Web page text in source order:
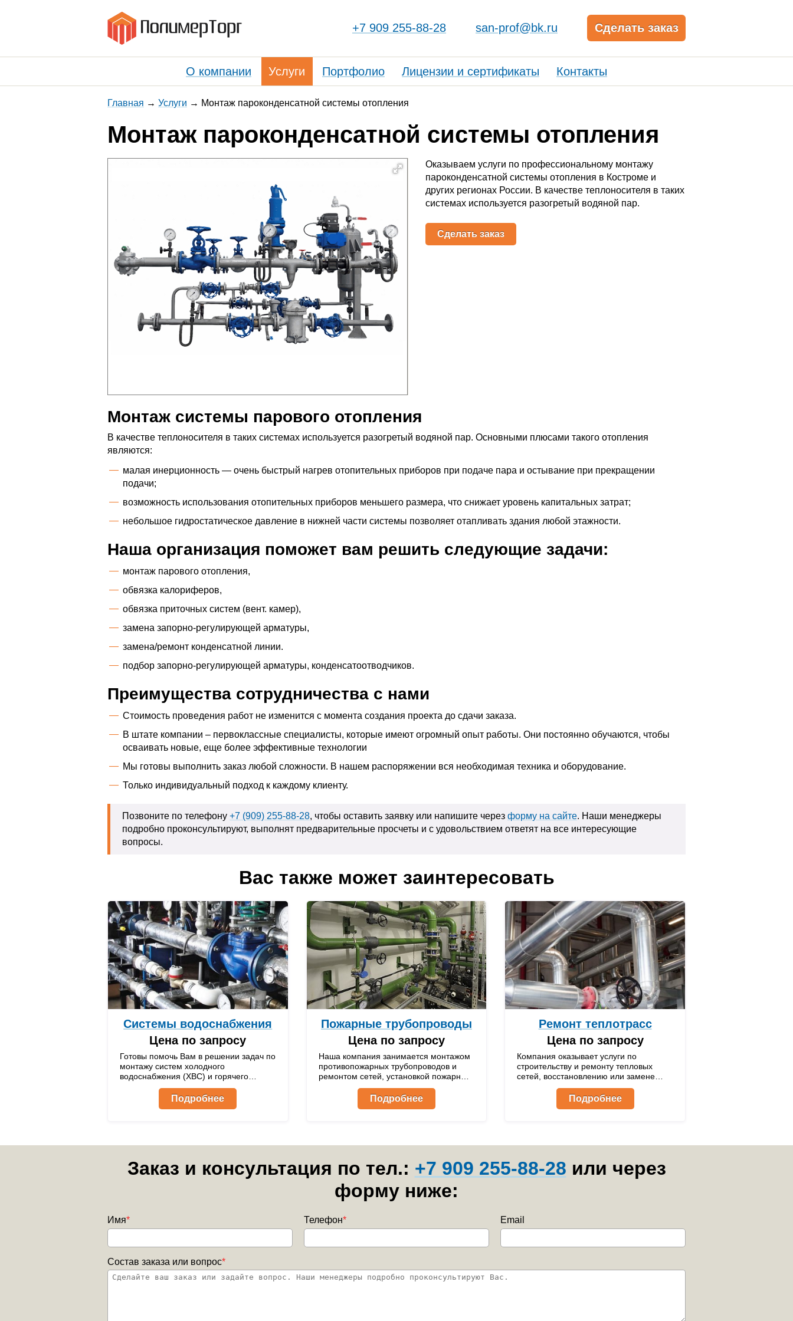
+7 909 255-88-28 san-prof@bk.ru Сделать заказ
О компании Услуги Портфолио Лицензии и сертификаты Контакты
Главная Услуги Монтаж пароконденсатной системы отопления
Монтаж пароконденсатной системы отопления
Оказываем услуги по профессиональному монтажу
пароконденсатной системы отопления в Костроме и
других регионах России. В качестве теплоносителя в таких
системах используется разогретый водяной пар.
Сделать заказ
Монтаж системы парового отопления
В качестве теплоносителя в таких системах используется разогретый водяной пар. Основными плюсами такого отопления
являются:
малая инерционность — очень быстрый нагрев отопительных приборов при подаче пара и остывание при прекращении
подачи;
возможность использования отопительных приборов меньшего размера, что снижает уровень капитальных затрат;
небольшое гидростатическое давление в нижней части системы позволяет отапливать здания любой этажности.
Наша организация поможет вам решить следующие задачи:
монтаж парового отопления,
обвязка калориферов,
обвязка приточных систем (вент. камер),
замена запорно-регулирующей арматуры,
замена/ремонт конденсатной линии.
подбор запорно-регулирующей арматуры, конденсатоотводчиков.
Преимущества сотрудничества с нами
Стоимость проведения работ не изменится с момента создания проекта до сдачи заказа.
В штате компании – первоклассные специалисты, которые имеют огромный опыт работы. Они постоянно обучаются, чтобы
осваивать новые, еще более эффективные технологии
Мы готовы выполнить заказ любой сложности. В нашем распоряжении вся необходимая техника и оборудование.
Только индивидуальный подход к каждому клиенту.
Позвоните по телефону +7 (909) 255-88-28, чтобы оставить заявку или напишите через форму на сайте. Наши менеджеры
подробно проконсультируют, выполнят предварительные просчеты и с удовольствием ответят на все интересующие
вопросы.
Вас также может заинтересовать
Системы водоснабжения
Цена по запросу
Готовы помочь Вам в решении задач по
монтажу систем холодного
водоснабжения (ХВС) и горячего
водоснабжение (ГВС). Монтаж новых
или замена стальных,
полипропиленовых трубопроводов,
Подробнее
Пожарные трубопроводы
Цена по запросу
Наша компания занимается монтажом
противопожарных трубопроводов и
ремонтом сетей, установкой пожарных
шкафов, установкой и заменой
запорно-регулирующей арматуры,
дренчерные/спринклерные системы
Подробнее
Ремонт теплотрасс
Цена по запросу
Компания оказывает услуги по
строительству и ремонту тепловых
сетей, восстановлению или замене
изоляции трубопроводов.
Подробнее
Заказ и консультация по тел.: +7 909 255-88-28 или через
форму ниже:
Имя* Телефон* Email
Состав заказа или вопрос*